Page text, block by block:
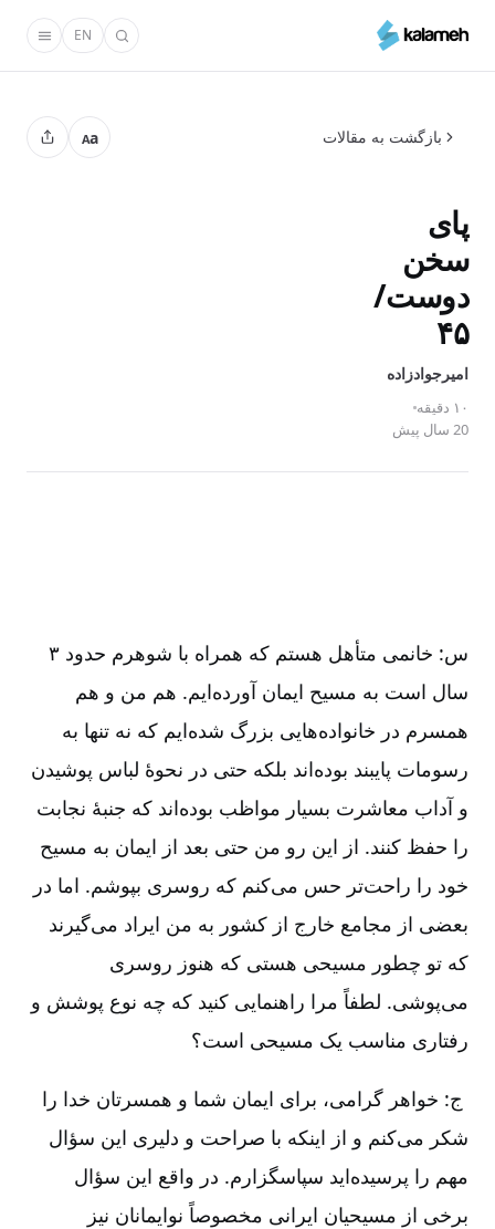
محتوای
EN
بازگشت به مقالات Aa
پای
سخن
دوست/
۴۵
امیر‌جوادزاده
۱۰ دقیقه
20 سال پیش
س: خانمی متأهل هستم که همراه با شوهرم حدود ۳
سال است به مسیح ایمان آورده‌ایم. هم من و هم
همسرم در خانواده‌هایی بزرگ شده‌ایم که نه تنها به
رسومات پایبند بوده‌اند بلکه حتی در نحوۀ لباس پوشیدن
و آداب معاشرت بسیار مواظب بوده‌اند که جنبۀ نجابت
را حفظ کنند. از این رو من حتی بعد از ایمان به مسیح
خود را راحت‌تر حس می‌کنم که روسری بپوشم. اما در
بعضی از مجامع خارج از کشور به من ایراد می‌گیرند
که تو چطور مسیحی هستی که هنوز روسری
می‌پوشی. لطفاً مرا راهنمایی کنید که چه نوع پوشش و
رفتاری مناسب یک مسیحی است؟
ج: خواهر گرامی، برای ایمان شما و همسرتان خدا را
شکر می‌کنم و از اینکه با صراحت و دلیری این سؤال
مهم را پرسیده‌اید سپاسگزارم. در واقع این سؤال
برخی از مسیحیان ایرانی مخصوصاً نوایمانان نیز